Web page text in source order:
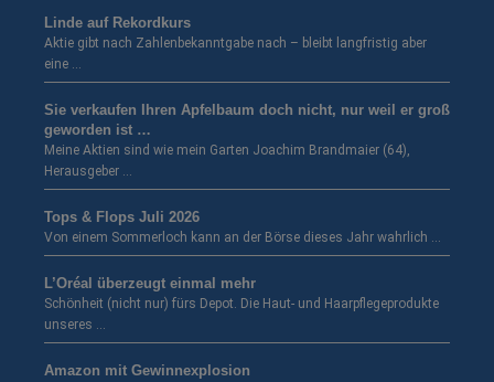
Linde auf Rekordkurs
Aktie gibt nach Zahlenbekanntgabe nach – bleibt langfristig aber
eine …
Sie verkaufen Ihren Apfelbaum doch nicht, nur weil er groß
geworden ist …
Meine Aktien sind wie mein Garten Joachim Brandmaier (64),
Herausgeber …
Tops & Flops Juli 2026
Von einem Sommerloch kann an der Börse dieses Jahr wahrlich …
L’Oréal überzeugt einmal mehr
Schönheit (nicht nur) fürs Depot. Die Haut- und Haarpflegeprodukte
unseres …
Amazon mit Gewinnexplosion